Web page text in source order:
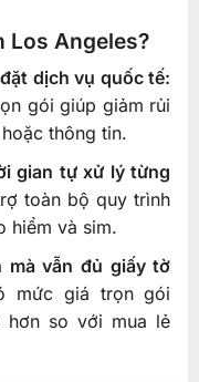
Los Angeles?
dịch vụ quốc tế:
gói giúp giảm rủi
thông tin.
gian tự xử lý từng
toàn bộ quy trình
hiểm và sim.
mà vẫn đủ giấy tờ
mức giá trọn gói
hơn so với mua lẻ